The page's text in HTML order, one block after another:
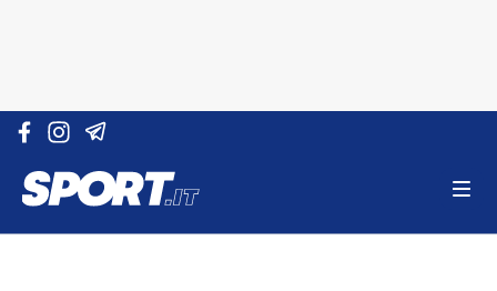
Vai al contenuto